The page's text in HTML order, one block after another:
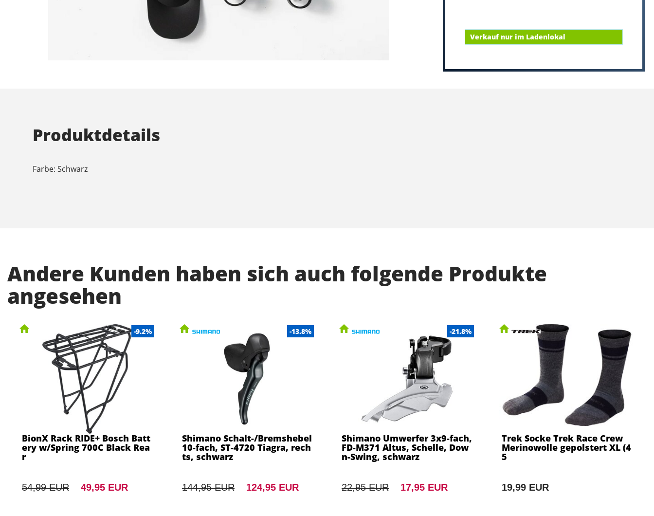
Verkauf nur im Ladenlokal
Produktdetails
Farbe: Schwarz
Andere Kunden haben sich auch folgende Produkte
angesehen
-9.2%
BionX Rack RIDE+ Bosch Batt
ery w/Spring 700C Black Rea
r
54,99 EUR 49,95 EUR
-13.8%
Shimano Schalt-/Bremshebel
10-fach, ST-4720 Tiagra, rech
ts, schwarz
144,95 EUR 124,95 EUR
-21.8%
Shimano Umwerfer 3x9-fach,
FD-M371 Altus, Schelle, Dow
n-Swing, schwarz
22,95 EUR 17,95 EUR
Trek Socke Trek Race Crew
Merinowolle gepolstert XL (4
5
19,99 EUR